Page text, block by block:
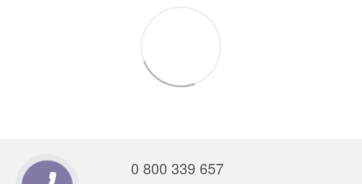
0 800 339 657